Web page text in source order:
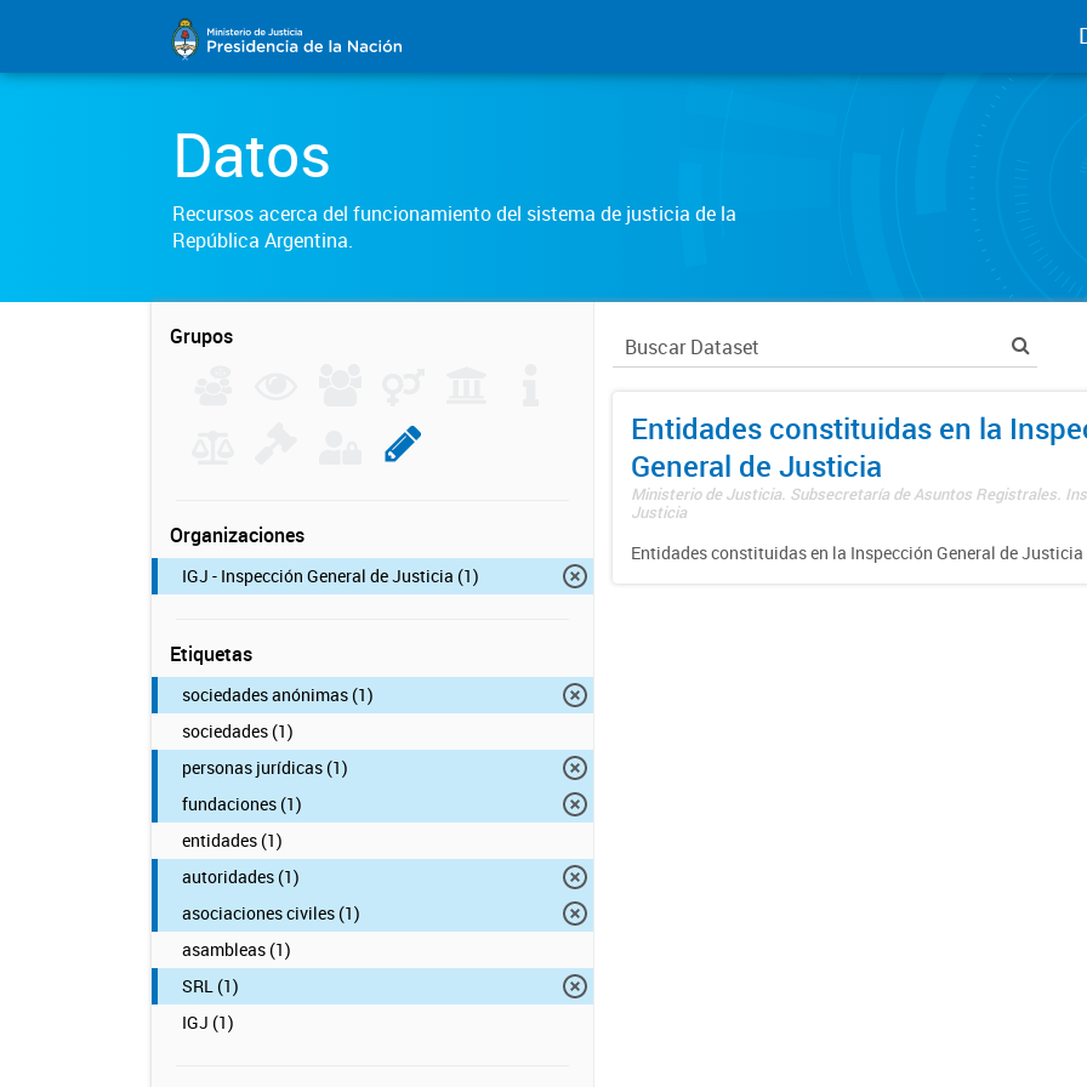
Datos
Recursos acerca del funcionamiento del sistema de justicia de la
República Argentina.
Grupos
Organizaciones
IGJ - Inspección General de Justicia (1)
Etiquetas
sociedades anónimas (1)
sociedades (1)
personas jurídicas (1)
fundaciones (1)
entidades (1)
autoridades (1)
asociaciones civiles (1)
asambleas (1)
SRL (1)
IGJ (1)
Entidades constituidas en la
General de Justicia
Ministerio de Justicia. Subsecretaría de Asuntos Registrales.
Justicia
Entidades constituidas en la Inspección General de Justicia